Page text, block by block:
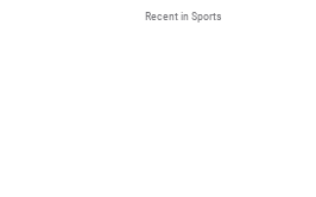
Recent in Sports